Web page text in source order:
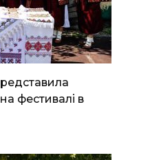
фестивалі в